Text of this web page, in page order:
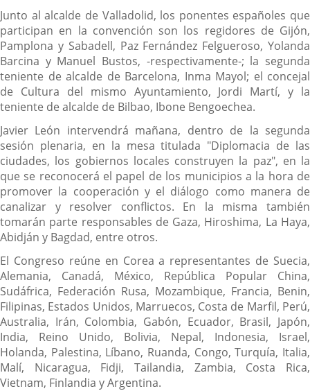
Junto al alcalde de Valladolid, los ponentes españoles que
participan en la convención son los regidores de Gijón,
Pamplona y Sabadell, Paz Fernández Felgueroso, Yolanda
Barcina y Manuel Bustos, -respectivamente-; la segunda
teniente de alcalde de Barcelona, Inma Mayol; el concejal
de Cultura del mismo Ayuntamiento, Jordi Martí, y la
teniente de alcalde de Bilbao, Ibone Bengoechea.
Javier León intervendrá mañana, dentro de la segunda
sesión plenaria, en la mesa titulada "Diplomacia de las
ciudades, los gobiernos locales construyen la paz", en la
que se reconocerá el papel de los municipios a la hora de
promover la cooperación y el diálogo como manera de
canalizar y resolver conflictos. En la misma también
tomarán parte responsables de Gaza, Hiroshima, La Haya,
Abidján y Bagdad, entre otros.
El Congreso reúne en Corea a representantes de Suecia,
Alemania, Canadá, México, República Popular China,
Sudáfrica, Federación Rusa, Mozambique, Francia, Benin,
Filipinas, Estados Unidos, Marruecos, Costa de Marfil, Perú,
Australia, Irán, Colombia, Gabón, Ecuador, Brasil, Japón,
India, Reino Unido, Bolivia, Nepal, Indonesia, Israel,
Holanda, Palestina, Líbano, Ruanda, Congo, Turquía, Italia,
Malí, Nicaragua, Fidji, Tailandia, Zambia, Costa Rica,
Vietnam, Finlandia y Argentina.